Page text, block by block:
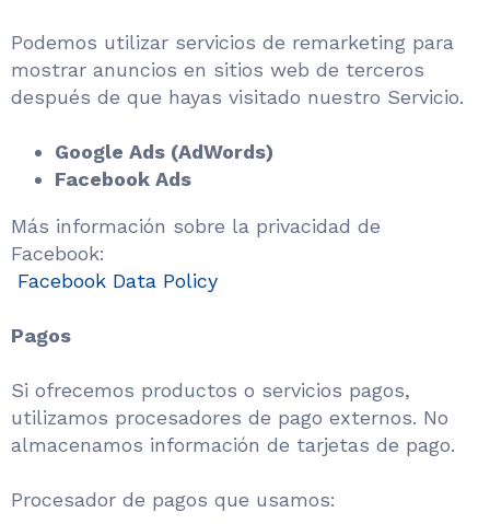
Podemos utilizar servicios de remarketing para
mostrar anuncios en sitios web de terceros
después de que hayas visitado nuestro Servicio.
Google Ads (AdWords)
Facebook Ads
Más información sobre la privacidad de
Facebook:
Facebook Data Policy
Pagos
Si ofrecemos productos o servicios pagos,
utilizamos procesadores de pago externos. No
almacenamos información de tarjetas de pago.
Procesador de pagos que usamos: